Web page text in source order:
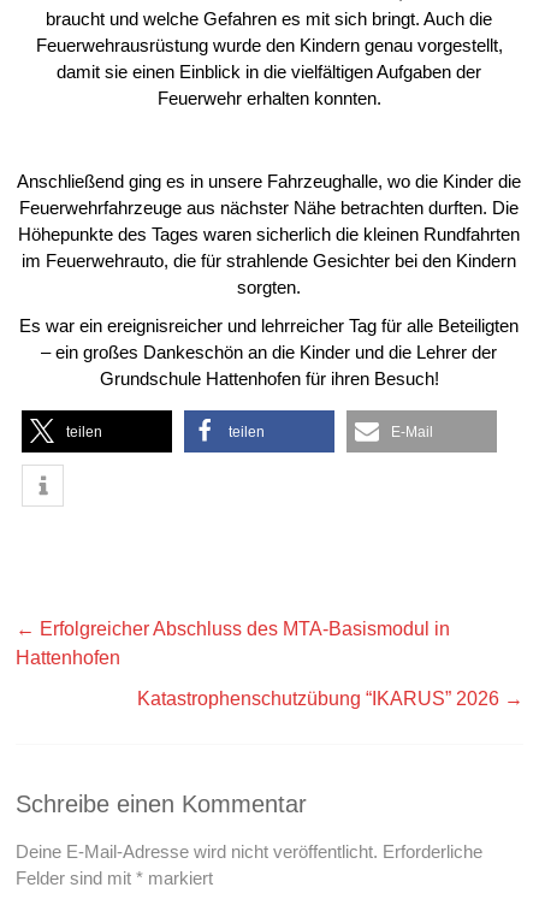
braucht und welche Gefahren es mit sich bringt. Auch die
Feuerwehrausrüstung wurde den Kindern genau vorgestellt,
damit sie einen Einblick in die vielfältigen Aufgaben der
Feuerwehr erhalten konnten.
Anschließend ging es in unsere Fahrzeughalle, wo die Kinder die
Feuerwehrfahrzeuge aus nächster Nähe betrachten durften. Die
Höhepunkte des Tages waren sicherlich die kleinen Rundfahrten
im Feuerwehrauto, die für strahlende Gesichter bei den Kindern
sorgten.
Es war ein ereignisreicher und lehrreicher Tag für alle Beteiligten
– ein großes Dankeschön an die Kinder und die Lehrer der
Grundschule Hattenhofen für ihren Besuch!
teilen teilen E-Mail
← Erfolgreicher Abschluss des MTA-Basismodul in
Hattenhofen
Katastrophenschutzübung “IKARUS” 2026 →
Schreibe einen Kommentar
Deine E-Mail-Adresse wird nicht veröffentlicht. Erforderliche
Felder sind mit* markiert